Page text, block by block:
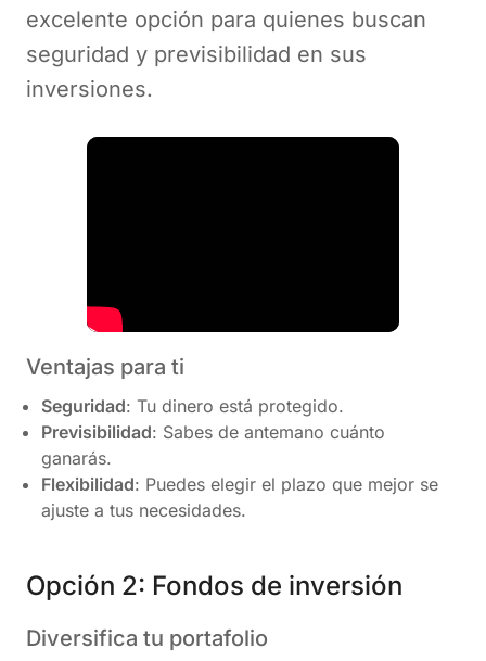
excelente opción para quienes buscan
seguridad y previsibilidad en sus
inversiones.
Ventajas para ti
Seguridad: Tu dinero está protegido.
Previsibilidad: Sabes de antemano cuánto
ganarás.
Flexibilidad: Puedes elegir el plazo que mejor se
ajuste a tus necesidades.
Opción 2: Fondos de inversión
Diversifica tu portafolio